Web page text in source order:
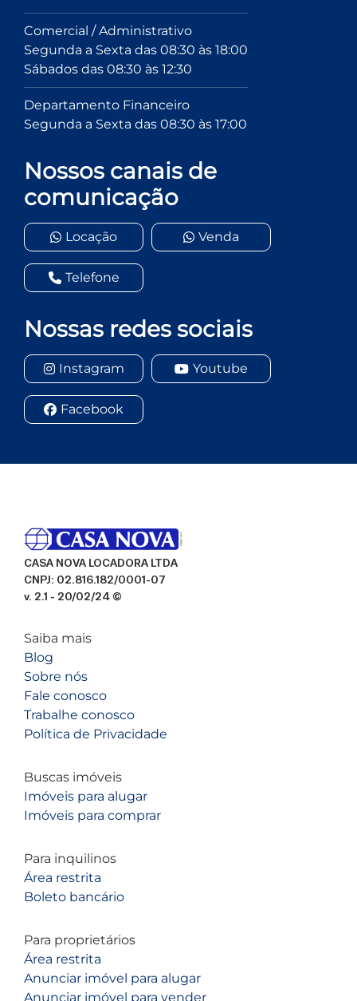
Comercial / Administrativo
Segunda a Sexta das 08:30 às 18:00
Sábados das 08:30 às 12:30
Departamento Financeiro
Segunda a Sexta das 08:30 às 17:00
Nossos canais de
comunicação
Locação Venda
Telefone
Nossas redes sociais
Instagram Youtube
Facebook
CASA NOVA LOCADORA LTDA
CNPJ: 02.816.182/0001-07
v. 2.1 - 20/02/24 ©
Saiba mais
Blog
Sobre nós
Fale conosco
Trabalhe conosco
Política de Privacidade
Buscas imóveis
Imóveis para alugar
Imóveis para comprar
Para inquilinos
Área restrita
Boleto bancário
Para proprietários
Área restrita
Anunciar imóvel para alugar
Anunciar imóvel para vender